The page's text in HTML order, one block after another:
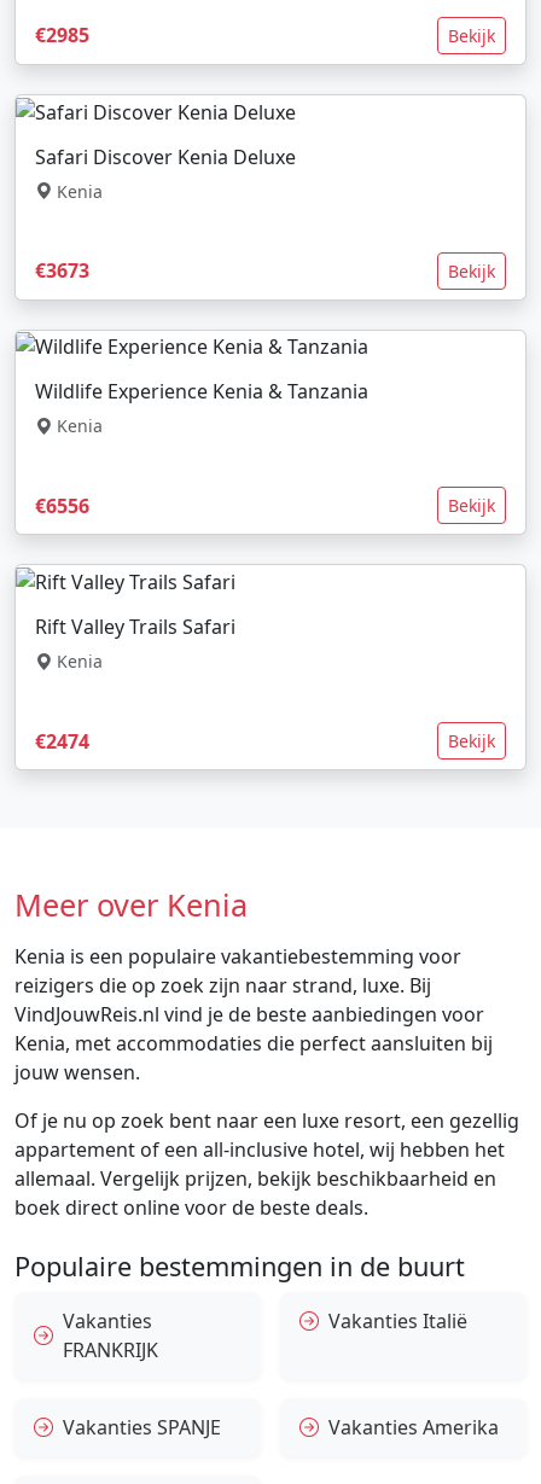
€2985 Bekijk
Safari Discover Kenia Deluxe
Kenia
€3673 Bekijk
Wildlife Experience Kenia & Tanzania
Kenia
€6556 Bekijk
Rift Valley Trails Safari
Kenia
€2474 Bekijk
Meer over Kenia
Kenia is een populaire vakantiebestemming voor
reizigers die op zoek zijn naar strand, luxe. Bij
VindJouwReis.nl vind je de beste aanbiedingen voor
Kenia, met accommodaties die perfect aansluiten bij
jouw wensen.
Of je nu op zoek bent naar een luxe resort, een gezellig
appartement of een all-inclusive hotel, wij hebben het
allemaal. Vergelijk prijzen, bekijk beschikbaarheid en
boek direct online voor de beste deals.
Populaire bestemmingen in de buurt
Vakanties
FRANKRIJK
Vakanties Italië
Vakanties SPANJE Vakanties Amerika